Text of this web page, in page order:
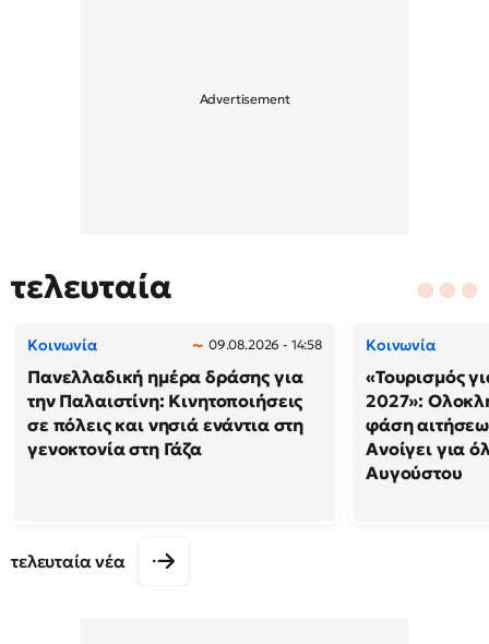
τελευταία
Κοινωνία 09.08.2026 - 14:58
Πανελλαδική ημέρα δράσης για
την Παλαιστίνη: Κινητοποιήσεις
σε πόλεις και νησιά ενάντια στη
γενοκτονία στη Γάζα
Κοινωνία
«Τουρισμός
2027»:
φάση
Ανοίγει για
Αυγούστου
τελευταία νέα